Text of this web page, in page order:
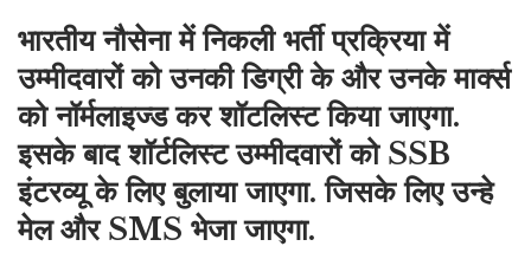
भारतीय नौसेना में निकली भर्ती प्रक्रिया में
उम्मीदवारों को उनकी डिग्री के और उनके मार्क्स
को नॉर्मलाइज्ड कर शॉटलिस्ट किया जाएगा.
इसके बाद शॉर्टलिस्ट उम्मीदवारों को SSB
इंटरव्यू के लिए बुलाया जाएगा. जिसके लिए उन्हे
मेल और SMS भेजा जाएगा.